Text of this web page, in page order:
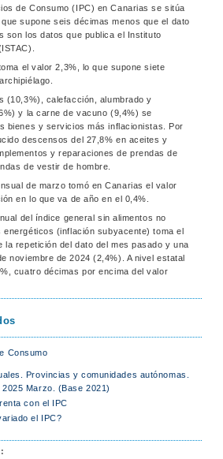
de Consumo (IPC) en Canarias se sitúa
supone seis décimas menos que el dato
son los datos que publica el Instituto
el valor 2,3%, lo que supone siete
(10,3%), calefacción, alumbrado y
y la carne de vacuno (9,4%) se
bienes y servicios más inflacionistas. Por
descensos del 27,8% en aceites y
y reparaciones de prendas de
de vestir de hombre.
de marzo tomó en Canarias el valor
en lo que va de año en el 0,4%.
del índice general sin alimentos no
energéticos (inflación subyacente) toma el
la repetición del dato del mes pasado y una
noviembre de 2024 (2,4%). A nivel estatal
cuatro décimas por encima del valor
Consumo
Provincias y comunidades autónomas.
Marzo. (Base 2021)
con el IPC
el IPC?